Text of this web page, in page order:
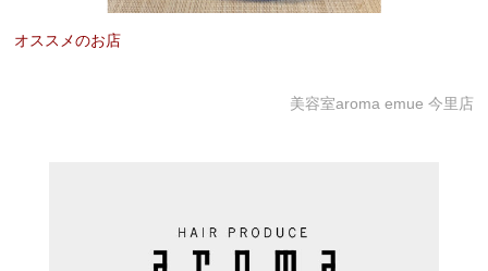
オススメのお店
美容室aroma emue 今里店